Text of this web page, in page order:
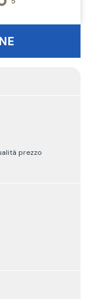
prezzo